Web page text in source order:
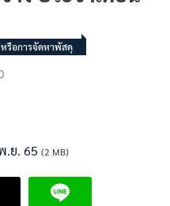
รือการจัดหาพัสดุ
.ย. 65 (2 MB)